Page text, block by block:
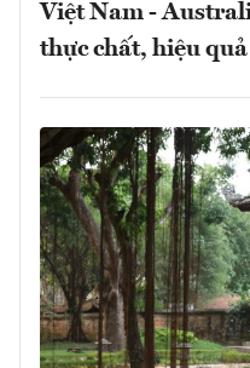
Việt Nam -
thực chất, hiệu quả